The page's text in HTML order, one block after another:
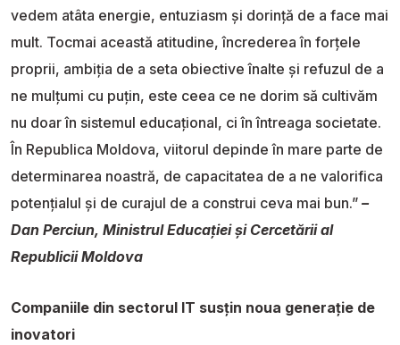
vedem atâta energie, entuziasm și dorință de a face mai
mult. Tocmai această atitudine, încrederea în forțele
proprii, ambiția de a seta obiective înalte și refuzul de a
ne mulțumi cu puțin, este ceea ce ne dorim să cultivăm
nu doar în sistemul educațional, ci în întreaga societate.
În Republica Moldova, viitorul depinde în mare parte de
determinarea noastră, de capacitatea de a ne valorifica
potențialul și de curajul de a construi ceva mai bun.” –
Dan Perciun, Ministrul Educației și Cercetării al
Republicii Moldova
Companiile din sectorul IT susțin noua generație de
inovatori